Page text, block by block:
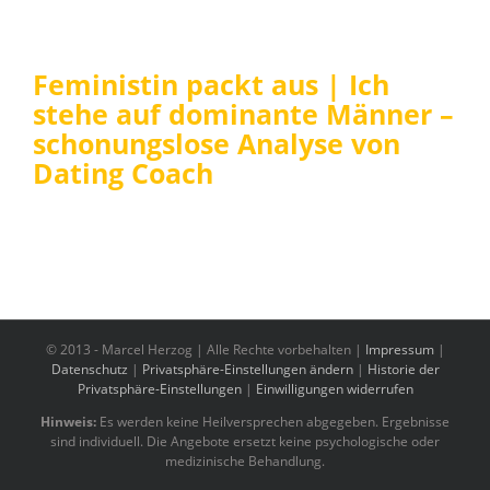
Feministin packt aus | Ich
stehe auf dominante Männer –
schonungslose Analyse von
Dating Coach
© 2013 - Marcel Herzog | Alle Rechte vorbehalten | Impressum|
Datenschutz | Privatsphäre-Einstellungen ändern| Historie der
Privatsphäre-Einstellungen| Einwilligungen widerrufen
Hinweis: Es werden keine Heilversprechen abgegeben. Ergebnisse
sind individuell. Die Angebote ersetzt keine psychologische oder
medizinische Behandlung.